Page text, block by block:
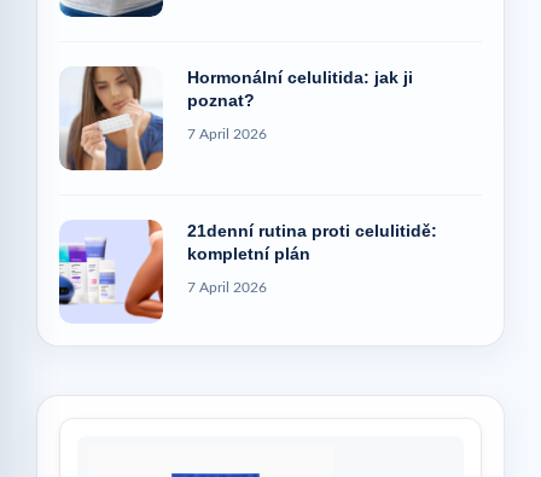
Hormonální celulitida: jak ji
poznat?
7 April 2026
21denní rutina proti celulitidě:
kompletní plán
7 April 2026